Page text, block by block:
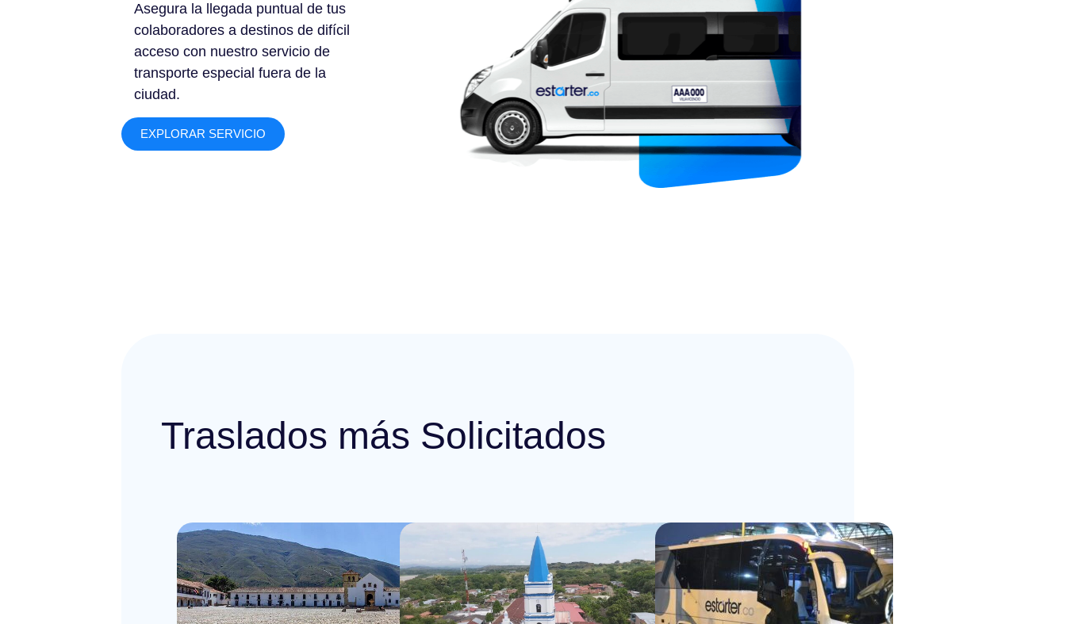
Asegura la llegada puntual de tus
colaboradores a destinos de difícil
acceso con nuestro servicio de
transporte especial fuera de la
ciudad.
EXPLORAR SERVICIO
Traslados más Solicitados